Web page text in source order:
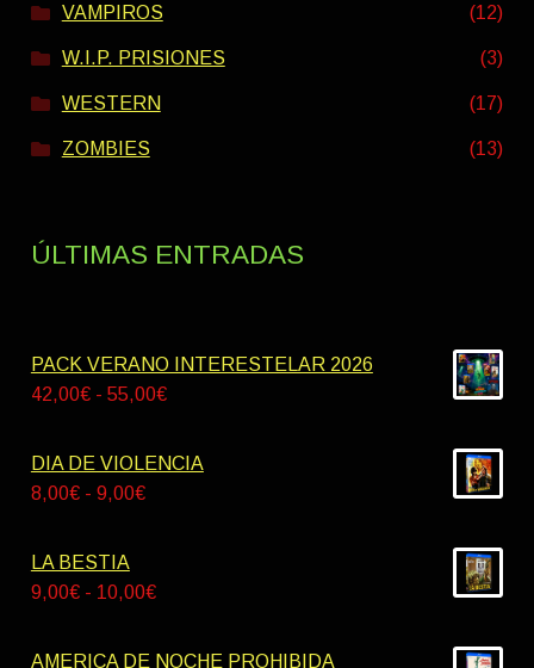
VAMPIROS (12)
W.I.P. PRISIONES (3)
WESTERN (17)
ZOMBIES (13)
ÚLTIMAS ENTRADAS
PACK VERANO INTERESTELAR 2026
42,00€ - 55,00€Rango
precios:
DIA DE VIOLENCIA
8,00€ - 9,00€Rango
desde
LA BESTIA
9,00€ - 10,00€Rango
precios:
AMERICA DE NOCHE PROHIBIDA